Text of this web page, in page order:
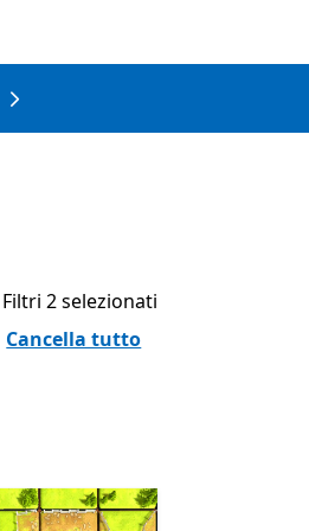
Filtri 2 selezionati
Cancella tutto